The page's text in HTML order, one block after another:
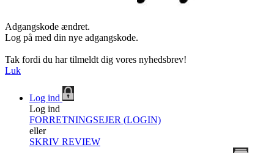
Adgangskode ændret.
Log på med din nye adgangskode.
Tak fordi du har tilmeldt dig vores nyhedsbrev!
Luk
Log ind
Log ind
FORRETNINGSEJER (LOGIN)
eller
SKRIV REVIEW